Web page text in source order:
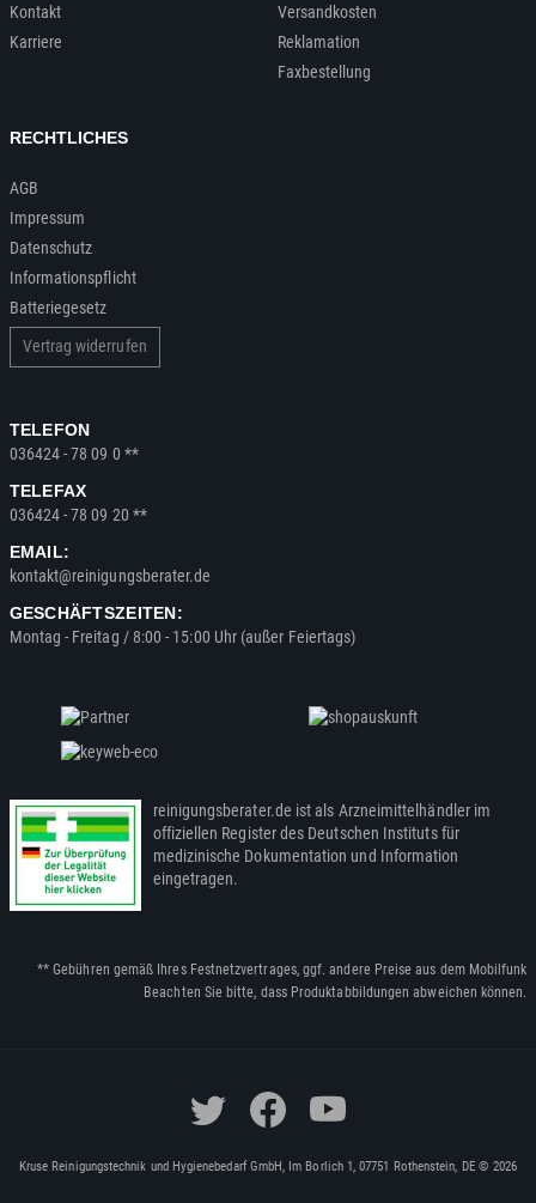
Kontakt
Karriere
Versandkosten
Reklamation
Faxbestellung
RECHTLICHES
AGB
Impressum
Datenschutz
Informationspflicht
Batteriegesetz
Vertrag widerrufen
TELEFON
036424 - 78 09 0 **
TELEFAX
036424 - 78 09 20 **
EMAIL:
kontakt@reinigungsberater.de
GESCHÄFTSZEITEN:
Montag - Freitag / 8:00 - 15:00 Uhr (außer Feiertags)
reinigungsberater.de ist als Arzneimittelhändler im
offiziellen Register des Deutschen Instituts für
medizinische Dokumentation und Information
eingetragen.
** Gebühren gemäß Ihres Festnetzvertrages, ggf. andere Preise aus dem Mobilfunk
Beachten Sie bitte, dass Produktabbildungen abweichen können.
Kruse Reinigungstechnik und Hygienebedarf GmbH, Im Borlich 1, 07751 Rothenstein, DE © 2026